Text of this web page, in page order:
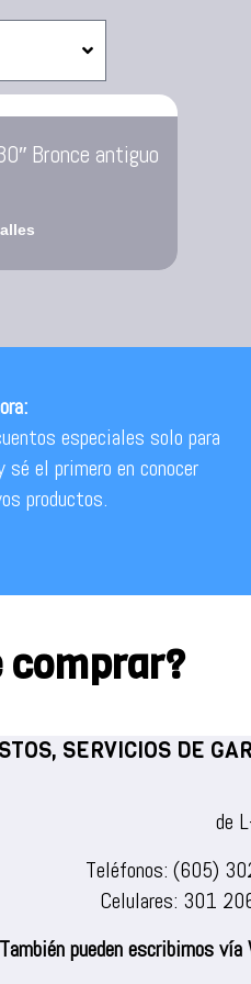
Bronce antiguo
especiales solo para
el primero en conocer
productos.
comprar?
SERVICIOS DE
de
Teléfonos: (605)
Celulares: 301
También pueden escribirnos